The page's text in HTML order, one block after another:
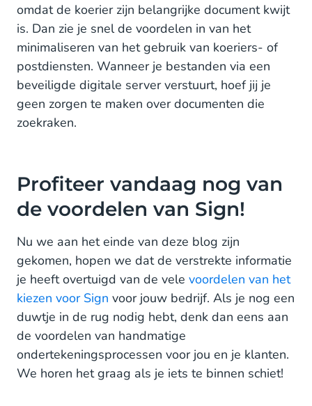
omdat de koerier zijn belangrijke document kwijt
is. Dan zie je snel de voordelen in van het
minimaliseren van het gebruik van koeriers- of
postdiensten. Wanneer je bestanden via een
beveiligde digitale server verstuurt, hoef jij je
geen zorgen te maken over documenten die
zoekraken.
Profiteer vandaag nog van
de voordelen van Sign!
Nu we aan het einde van deze blog zijn
gekomen, hopen we dat de verstrekte informatie
je heeft overtuigd van de vele voordelen van het
kiezen voor Sign voor jouw bedrijf. Als je nog een
duwtje in de rug nodig hebt, denk dan eens aan
de voordelen van handmatige
ondertekeningsprocessen voor jou en je klanten.
We horen het graag als je iets te binnen schiet!